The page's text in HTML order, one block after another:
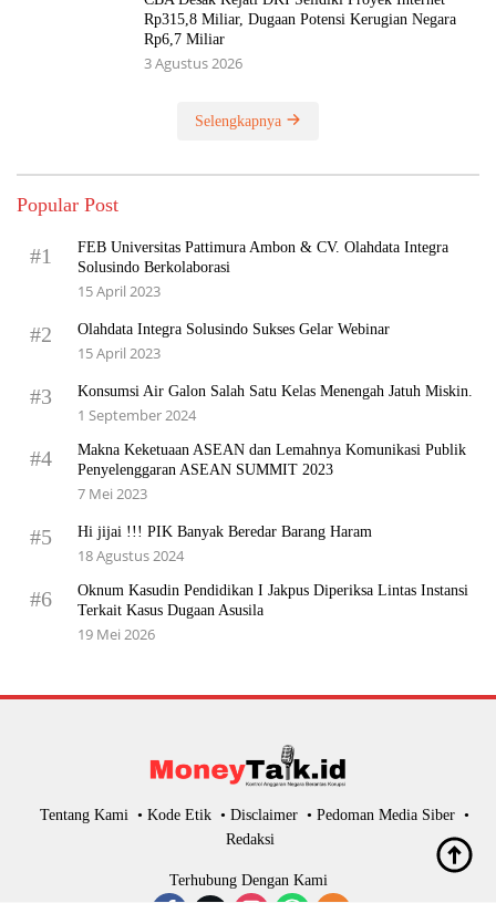
Rp315,8 Miliar, Dugaan Potensi Kerugian Negara
Rp6,7 Miliar
3 Agustus 2026
Selengkapnya
Popular Post
#1
FEB Universitas Pattimura Ambon & CV. Olahdata Integra
Solusindo Berkolaborasi
15 April 2023
#2 Olahdata Integra Solusindo Sukses Gelar Webinar
15 April 2023
#3 Konsumsi Air Galon Salah Satu Kelas Menengah Jatuh Miskin.
1 September 2024
#4
Makna Keketuaan ASEAN dan Lemahnya Komunikasi Publik
Penyelenggaran ASEAN SUMMIT 2023
7 Mei 2023
#5 Hi jijai !!! PIK Banyak Beredar Barang Haram
18 Agustus 2024
#6
Oknum Kasudin Pendidikan I Jakpus Diperiksa Lintas Instansi
Terkait Kasus Dugaan Asusila
19 Mei 2026
Tentang Kami Kode Etik Disclaimer
Pedoman Media Siber
Redaksi
Terhubung Dengan Kami